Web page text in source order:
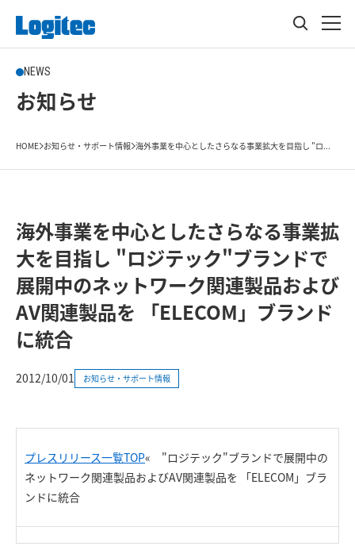
NEWS
お知らせ
HOME お知らせ・サポート情報 海外事業を中心としたさらなる事業拡大を目指し "ロ...
海外事業を中心としたさらなる事業拡
大を目指し "ロジテック"ブランドで
展開中のネットワーク関連製品および
AV関連製品を 「ELECOM」ブランド
に統合
2012/10/01 お知らせ・サポート情報
プレスリリース一覧TOP« "ロジテック"ブランドで展開中の
ネットワーク関連製品およびAV関連製品を 「ELECOM」ブラ
ンドに統合